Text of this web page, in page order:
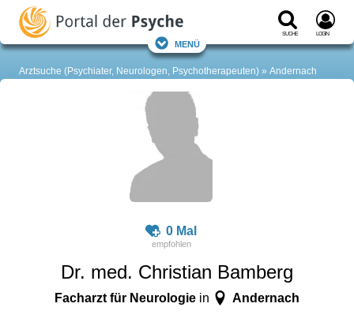
Suche Login
Menü
Arztsuche (Psychiater, Neurologen, Psychotherapeuten) Andernach
0 Mal
Dr. med. Christian Bamberg
Facharzt für Neurologiein Andernach